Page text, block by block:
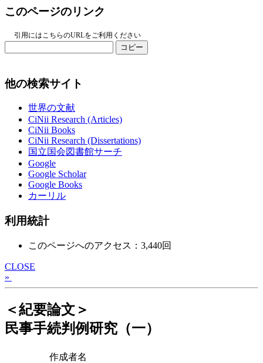
このページのリンク
引用にはこちらのURLをご利用ください
コピー
他の検索サイト
世界の文献
CiNii Research (Articles)
CiNii Books
CiNii Research (Dissertations)
国立国会図書館サーチ
Google
Google Scholar
Google Books
カーリル
利用統計
このページへのアクセス：3,440回
CLOSE
»
＜紀要論文＞
民事手続判例研究（一）
作成者名